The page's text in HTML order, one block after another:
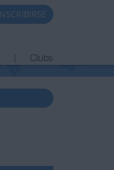
INSCRIBIRSE
Clubs